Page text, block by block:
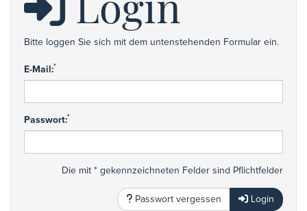
Bitte loggen Sie sich mit dem untenstehenden Formular ein.
E-Mail:*
Passwort:*
Die mit * gekennzeichneten Felder sind Pflichtfelder
Passwort vergessen Login